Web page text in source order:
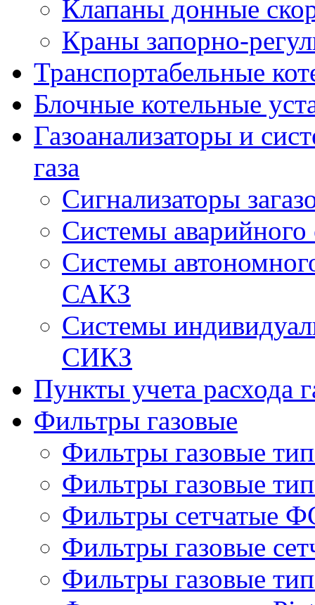
Клапаны донные
Краны запорно-
Транспортабельные
Блочные котельные
Газоанализаторы и
газа
Сигнализаторы
Системы
Системы
САКЗ
Системы
СИКЗ
Пункты учета расхода
Фильтры газовые
Фильтры газовые
Фильтры газовые
Фильтры сетчатые
Фильтры газовые
Фильтры газовые